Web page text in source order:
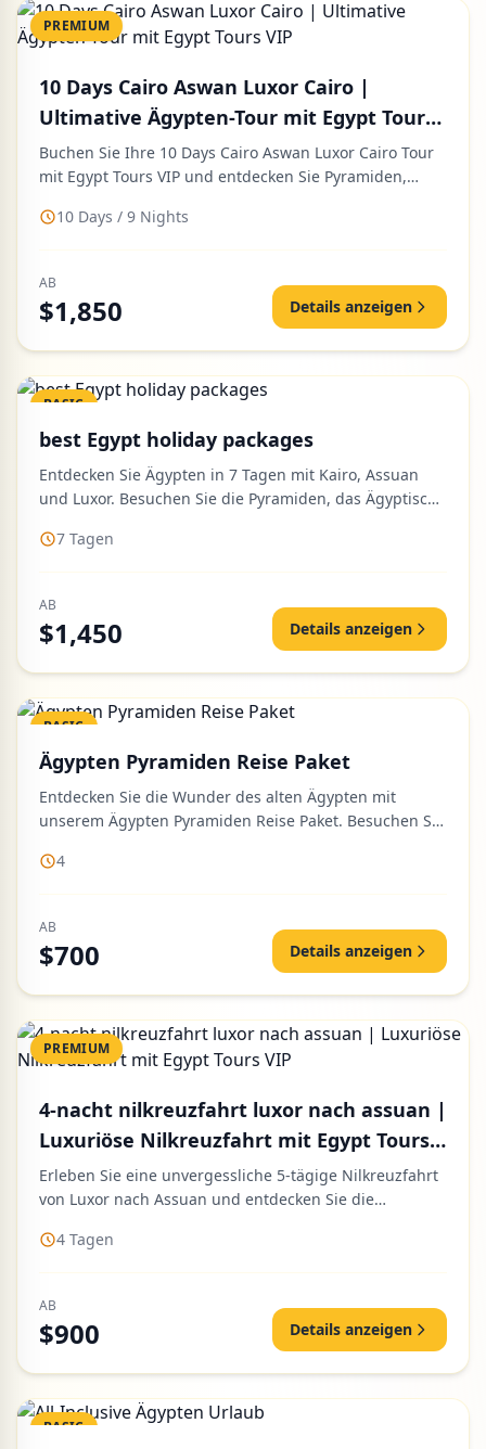
PREMIUM
10 Days Cairo Aswan Luxor Cairo |
Ultimative Ägypten-Tour mit Egypt Tours
VIP
Buchen Sie Ihre 10 Days Cairo Aswan Luxor Cairo Tour
mit Egypt Tours VIP und entdecken Sie Pyramiden,
10 Days / 9 Nights
AB
$1,850 Details anzeigen
BASIC
best Egypt holiday packages
Entdecken Sie Ägypten in 7 Tagen mit Kairo, Assuan
und Luxor. Besuchen Sie die Pyramiden, das Ägyptische
7 Tagen
AB
$1,450 Details anzeigen
BASIC
Ägypten Pyramiden Reise Paket
Entdecken Sie die Wunder des alten Ägypten mit
unserem Ägypten Pyramiden Reise Paket. Besuchen Sie
4
AB
$700 Details anzeigen
PREMIUM
4-nacht nilkreuzfahrt luxor nach assuan |
Luxuriöse Nilkreuzfahrt mit Egypt Tours
VIP
Erleben Sie eine unvergessliche 5-tägige Nilkreuzfahrt
von Luxor nach Assuan und entdecken Sie die
4 Tagen
AB
$900 Details anzeigen
BASIC